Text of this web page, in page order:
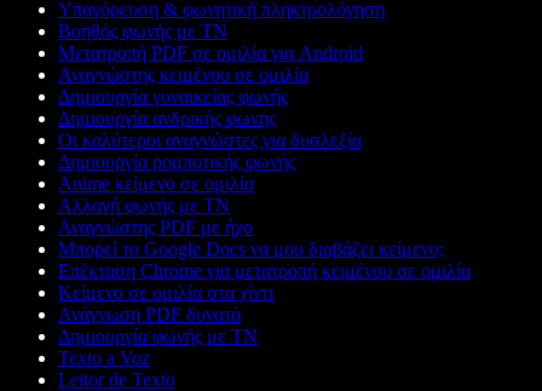
Υπαγόρευση & φωνητική πληκτρολόγηση
Βοηθός φωνής με ΤΝ
Μετατροπή PDF σε ομιλία για Android
Αναγνώστης κειμένου σε ομιλία
Δημιουργία γυναικείας φωνής
Δημιουργία ανδρικής φωνής
Οι καλύτεροι αναγνώστες για δυσλεξία
Δημιουργία ρομποτικής φωνής
Anime κείμενο σε ομιλία
Αλλαγή φωνής με ΤΝ
Αναγνώστης PDF με ήχο
Μπορεί το Google Docs να μου διαβάζει κείμενο;
Επέκταση Chrome για μετατροπή κειμένου σε ομιλία
Κείμενο σε ομιλία στα χίντι
Ανάγνωση PDF δυνατά
Δημιουργία φωνής με ΤΝ
Texto a Voz
Leitor de Texto